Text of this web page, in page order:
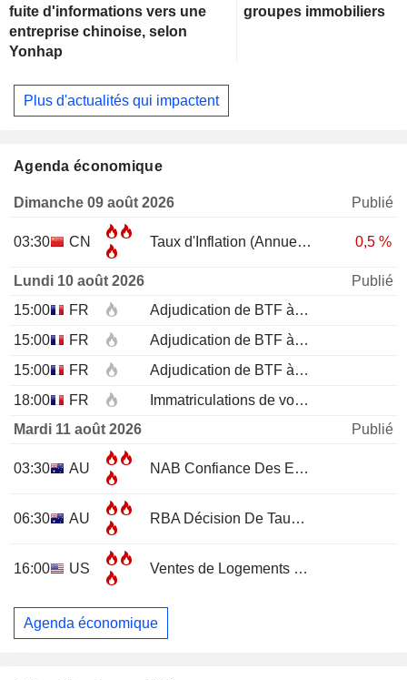
fuite d'informations vers une
entreprise chinoise, selon
Yonhap
groupes immobiliers
Plus d'actualités qui impactent
Agenda économique
Dimanche 09 août 2026 Publié
03:30 CN Taux d'Inflation (Annuel) 0,5 %
Lundi 10 août 2026
Publié
15:00
FR
Adjudication de BTF à 12 mois
15:00
FR
Adjudication de BTF à 6 mois
15:00
FR
Adjudication de BTF à 3 mois
18:00
FR
Immatriculations de voitures neuves (annuelles)
Mardi 11 août 2026
Publié
03:30 AU NAB Confiance Des Entreprises
06:30 AU RBA Décision De Taux D'Intérêt
16:00 US Ventes de Logements Existants
Agenda économique